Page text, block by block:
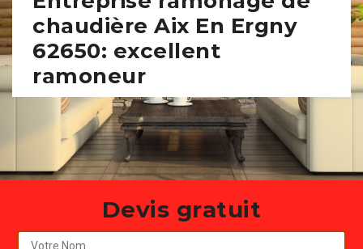
chaudière Aix En Ergny
62650: excellent
ramoneur
Devis gratuit